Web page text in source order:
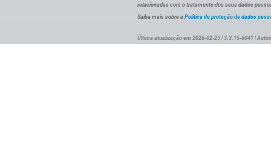
relacionadas com o tratamento dos seus dados
Saiba mais sobre a Política de proteção de dados
Última atualização em 2026-02-25 | 3.3.15-6041 |